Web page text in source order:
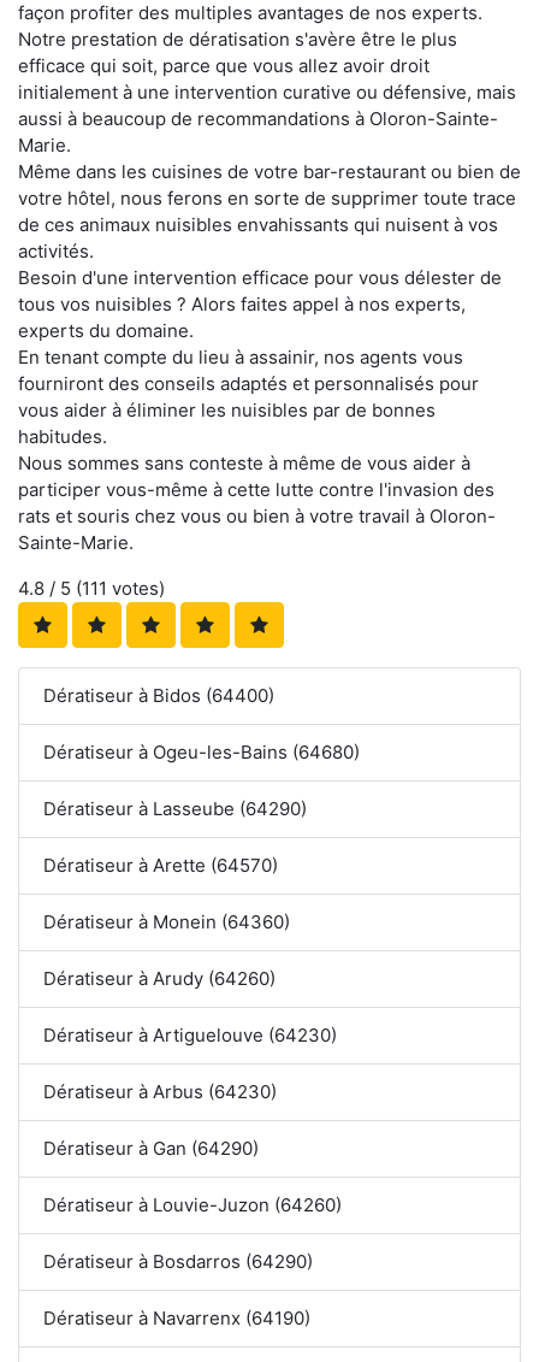
façon profiter des multiples avantages de nos experts.
Notre prestation de dératisation s'avère être le plus
efficace qui soit, parce que vous allez avoir droit
initialement à une intervention curative ou défensive, mais
aussi à beaucoup de recommandations à Oloron-Sainte-
Marie.
Même dans les cuisines de votre bar-restaurant ou bien de
votre hôtel, nous ferons en sorte de supprimer toute trace
de ces animaux nuisibles envahissants qui nuisent à vos
activités.
Besoin d'une intervention efficace pour vous délester de
tous vos nuisibles ? Alors faites appel à nos experts,
experts du domaine.
En tenant compte du lieu à assainir, nos agents vous
fourniront des conseils adaptés et personnalisés pour
vous aider à éliminer les nuisibles par de bonnes
habitudes.
Nous sommes sans conteste à même de vous aider à
participer vous-même à cette lutte contre l'invasion des
rats et souris chez vous ou bien à votre travail à Oloron-
Sainte-Marie.
4.8 / 5 (111 votes)
Dératiseur à Bidos (64400)
Dératiseur à Ogeu-les-Bains (64680)
Dératiseur à Lasseube (64290)
Dératiseur à Arette (64570)
Dératiseur à Monein (64360)
Dératiseur à Arudy (64260)
Dératiseur à Artiguelouve (64230)
Dératiseur à Arbus (64230)
Dératiseur à Gan (64290)
Dératiseur à Louvie-Juzon (64260)
Dératiseur à Bosdarros (64290)
Dératiseur à Navarrenx (64190)